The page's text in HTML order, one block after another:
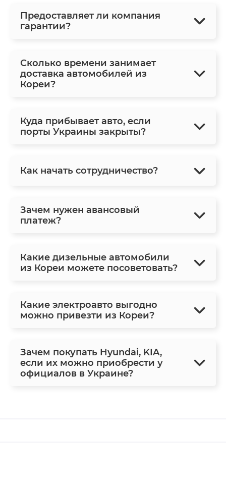
Предоставляет ли компания
гарантии?
Сколько времени занимает
доставка автомобилей из
Кореи?
Куда прибывает авто, если
порты Украины закрыты?
Как начать сотрудничество?
Зачем нужен авансовый
платеж?
Какие дизельные автомобили
из Кореи можете посоветовать?
Какие электроавто выгодно
можно привезти из Кореи?
Зачем покупать Hyundai, KIA,
если их можно приобрести у
официалов в Украине?